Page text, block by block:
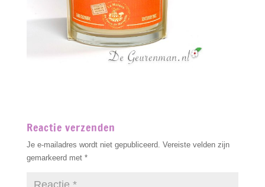
Reactie verzenden
Je e-mailadres wordt niet gepubliceerd. Vereiste velden zijn
gemarkeerd met *